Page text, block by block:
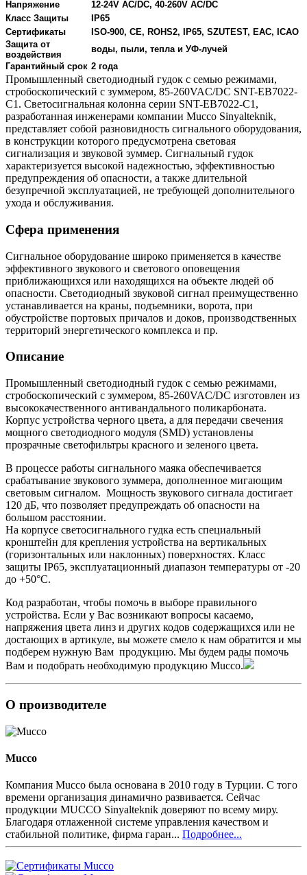
Напряжение
12-24V AC/DC, 40-260V AC/DC
Класс Защиты
IP65
Сертификаты
ISO-900, CE, ROHS2, IP65, SZUTEST, EAC, ICAO
Защита от
воздействия
воды, пыли, тепла и УФ-лучей
Гарантийный срок 2 года
Промышленный светодиодный гудок с семью режимами,
стробоскопический с зуммером, 85-260VAC/DC SNT-EB7022-
C1. Светосигнальная колонна серии SNT-EB7022-C1,
разработанная инженерами компании Mucco Sinyalteknik,
представляет собой разновидность сигнального оборудования,
в конструкции которого предусмотрена световая
сигнализация и звуковой зуммер. Сигнальный гудок
характеризуется высокой надежностью, эффективностью
предупреждения об опасности, а также длительной
безупречной эксплуатацией, не требующей дополнительного
ухода и обслуживания.
Сфера применения
Сигнальное оборудование широко применяется в качестве
эффективного звукового и светового оповещения
приближающихся или находящихся на объекте людей об
опасности. Светодиодный звуковой сигнал преимущественно
устанавливается на краны, подъемники, ворота, при
обустройстве портовых причалов и доков, производственных
территорий энергетического комплекса и пр.
Описание
Промышленный светодиодный гудок с семью режимами,
стробоскопический с зуммером, 85-260VAC/DC изготовлен из
высококачественного антивандального поликарбоната.
Корпус устройства черного цвета, а для передачи свечения
мощного светодиодного модуля (SMD) установлены
прозрачные светофильтры красного и зеленого цвета.
В процессе работы сигнального маяка обеспечивается
срабатывание звукового зуммера, дополненное мигающим
световым сигналом. Мощность звукового сигнала достигает
120 дБ, что позволяет предупреждать об опасности на
большом расстоянии.
На корпусе светосигнального гудка есть специальный
кронштейн для крепления устройства на вертикальных
(горизонтальных или наклонных) поверхностях. Класс
защиты IP65, эксплуатационный диапазон температуры от -20
до +50°С.
Код разработан, чтобы помочь в выборе правильного
устройства. Если у Вас возникают вопросы касаемо,
напряжения цвета линз и других кодов содержащихся или не
достающих в артикуле, вы можете смело к нам обратится и мы
подберем нужную Вам продукцию. Мы будем рады помочь
Вам и подобрать необходимую продукцию Mucco.
О производителе
Mucco
Компания Mucco была основана в 2010 году в Турции. С того
времени организация динамично развивается. Сейчас
продукции MUCCO Sinyalteknik доверяют по всему миру.
Благодаря отлаженной системе управления качеством и
стабильной политике, фирма гаран... Подробнее...